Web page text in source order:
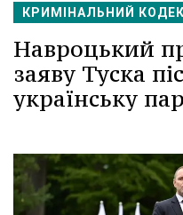
КРИМІНАЛЬНИЙ
Навроцький
заяву Туска
українську